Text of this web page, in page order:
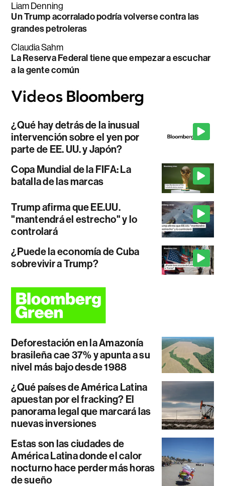
Liam Denning
Un Trump acorralado podría volverse contra las
grandes petroleras
Claudia Sahm
La Reserva Federal tiene que empezar a escuchar
a la gente común
¿Qué hay detrás de la inusual
intervención sobre el yen por
parte de EE. UU. y Japón?
Copa Mundial de la FIFA: La
batalla de las marcas
Trump afirma que EE.UU.
"mantendrá el estrecho" y lo
controlará
¿Puede la economía de Cuba
sobrevivir a Trump?
Deforestación en la Amazonía
brasileña cae 37% y apunta a su
nivel más bajo desde 1988
¿Qué países de América Latina
apuestan por el fracking? El
panorama legal que marcará las
nuevas inversiones
Estas son las ciudades de
América Latina donde el calor
nocturno hace perder más horas
de sueño